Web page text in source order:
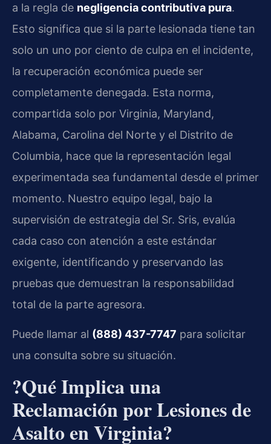
a la regla de negligencia contributiva pura.
Esto significa que si la parte lesionada tiene tan
solo un uno por ciento de culpa en el incidente,
la recuperación económica puede ser
completamente denegada. Esta norma,
compartida solo por Virginia, Maryland,
Alabama, Carolina del Norte y el Distrito de
Columbia, hace que la representación legal
experimentada sea fundamental desde el primer
momento. Nuestro equipo legal, bajo la
supervisión de estrategia del Sr. Sris, evalúa
cada caso con atención a este estándar
exigente, identificando y preservando las
pruebas que demuestran la responsabilidad
total de la parte agresora.
Puede llamar al (888) 437-7747 para solicitar
una consulta sobre su situación.
?Qué Implica una
Reclamación por Lesiones de
Asalto en Virginia?